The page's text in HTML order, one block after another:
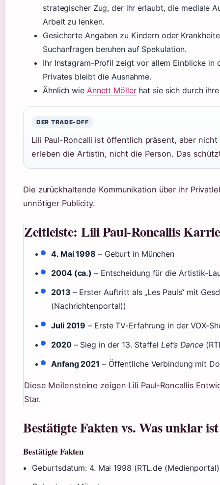
strategischer Zug, der ihr erlaubt, die mediale
Arbeit zu lenken.
Gesicherte Angaben zu Kindern oder
Suchanfragen beruhen auf Spekulation.
Ihr Instagram-Profil zeigt vor allem Einblicke in
Privates bleibt die Ausnahme.
Ähnlich wie Annett Möllerhat sie sich durch
DER TRADE-OFF
Lili Paul-Roncalli ist öffentlich präsent, aber
erleben die Artistin, nicht die Person. Das
Die zurückhaltende Kommunikation über ihr
unnötiger Publicity.
Zeitleiste: Lili Paul-Roncallis
4. Mai 1998 – Geburt in München
2004 (ca.) – Entscheidung für die Artistik-
2013 – Erster Auftritt als „Les Pauls“ mit
(Nachrichtenportal))
Juli 2019 – Erste TV-Erfahrung in der VOX-
2020– Sieg in der 13. Staffel Let’s Dance
Anfang 2021 – Öffentliche Verbindung mit
Diese Meilensteine zeigen Lili Paul-Roncallis
Star.
Bestätigte Fakten vs. Was unklar ist
Bestätigte Fakten
Geburtsdatum: 4. Mai 1998 (RTL.de